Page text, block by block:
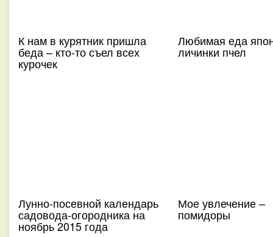
К нам в курятник пришла
беда – кто-то съел всех
курочек
Любимая еда
личинки пчел
Лунно-посевной календарь
садовода-огородника на
ноябрь 2015 года
Мое увлечение –
помидоры